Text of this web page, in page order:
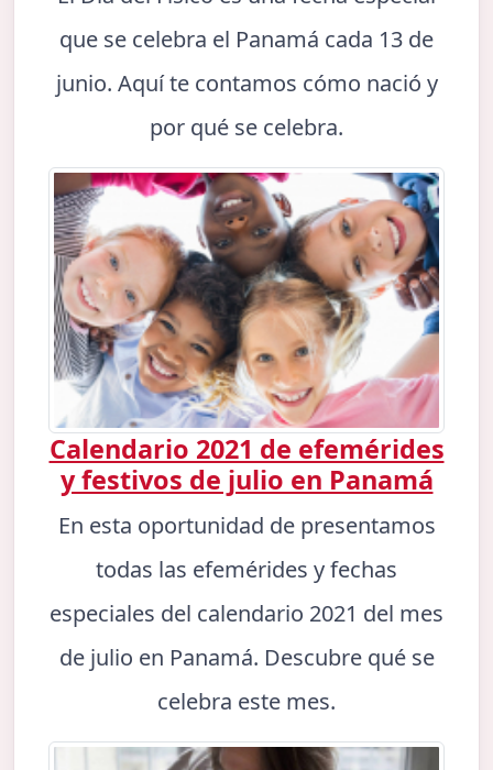
que se celebra el Panamá cada 13 de
junio. Aquí te contamos cómo nació y
por qué se celebra.
Calendario 2021 de efemérides
y festivos de julio en Panamá
En esta oportunidad de presentamos
todas las efemérides y fechas
especiales del calendario 2021 del mes
de julio en Panamá. Descubre qué se
celebra este mes.